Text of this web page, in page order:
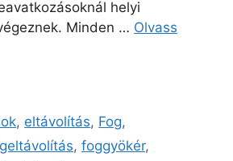
helyi
Minden … Olvass
, eltávolítás, Fog,
, foggyökér,